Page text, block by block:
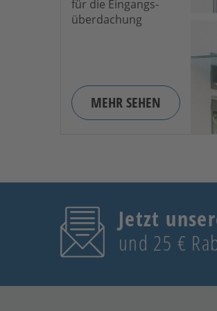
für die Eingangs-
überdachung
MEHR SEHEN
Jetzt
und 25 €